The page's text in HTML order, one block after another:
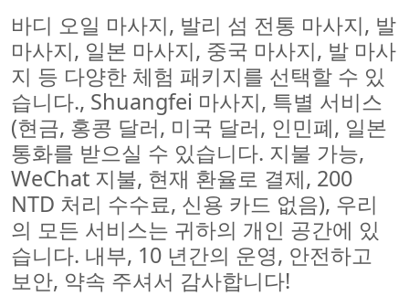
바디 오일 마사지, 발리 섬 전통 마사지, 발
마사지, 일본 마사지, 중국 마사지, 발 마사
지 등 다양한 체험 패키지를 선택할 수 있
습니다., Shuangfei 마사지, 특별 서비스
(현금, 홍콩 달러, 미국 달러, 인민폐, 일본
통화를 받으실 수 있습니다. 지불 가능,
WeChat 지불, 현재 환율로 결제, 200
NTD 처리 수수료, 신용 카드 없음), 우리
의 모든 서비스는 귀하의 개인 공간에 있
습니다. 내부, 10 년간의 운영, 안전하고
보안, 약속 주셔서 감사합니다!